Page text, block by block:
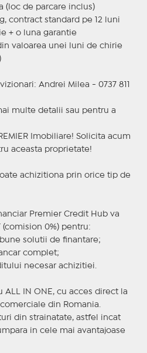
(loc de parcare inclus)
contract standard pe 12 luni
+ o luna garantie
valoarea unei luni de chirie
Andrei Milea - 0737 811
multe detalii sau pentru a
Imobiliare! Solicita acum
aceasta proprietate!
achizitiona prin orice tip de
Premier Credit Hub va
(comision 0%) pentru:
solutii de finantare;
complet;
necesar achizitiei.
ALL IN ONE, cu acces direct la
din Romania.
din strainatate, astfel incat
in cele mai avantajoase